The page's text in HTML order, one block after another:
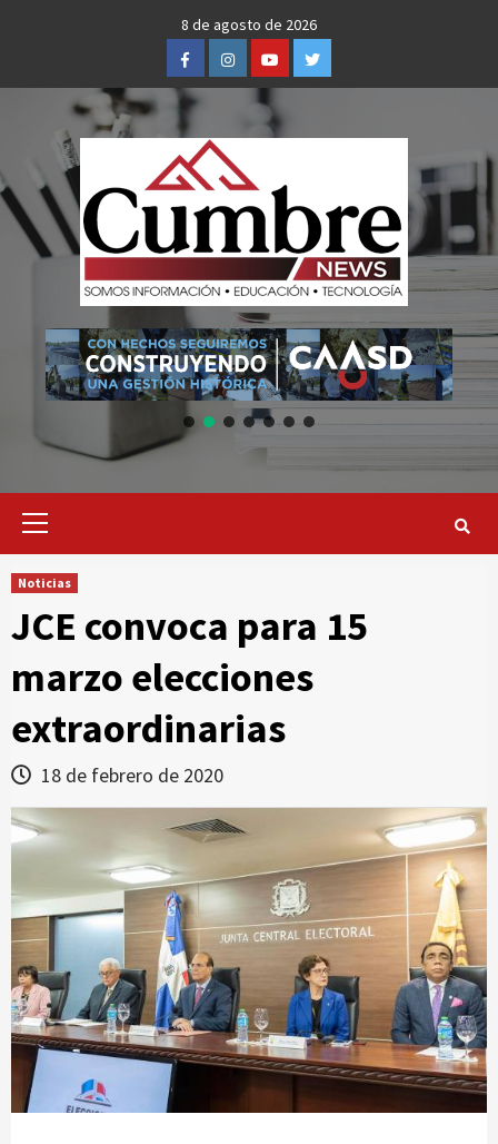
8 de agosto de 2026
FacebookInstagramYoutubeTwitter
Primary
Noticias
JCE convoca para 15
marzo elecciones
extraordinarias
18 de febrero de 2020